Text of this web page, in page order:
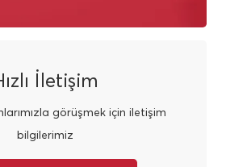
İletişim
görüşmek için iletişim
bilgilerimiz